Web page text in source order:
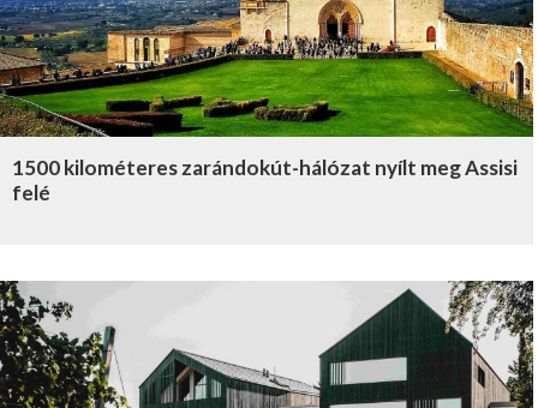
1500 kilométeres zarándokút-hálózat nyílt meg Assisi
felé